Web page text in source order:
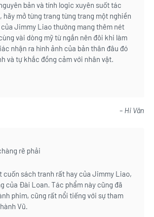
bản và tính logic xuyên suốt tác
hãy mở từng trang từng trang một nghiền
của Jimmy Liao thường mang thêm nét
vài dòng mỹ từ ngắn nên đôi khi làm
nhận ra hình ảnh của bản thân đâu đó
và tự khắc đồng cảm với nhân vật.
– Hi Vân
rẽ phải
cuốn sách tranh rất hay của Jimmy Liao,
của Đài Loan. Tác phẩm này cũng đã
phim, cũng rất nổi tiếng với sự tham
Vũ.